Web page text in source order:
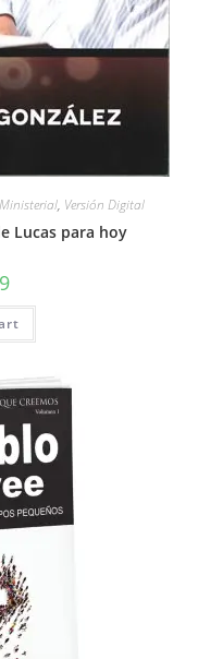
, Versión Digital
Lucas para hoy